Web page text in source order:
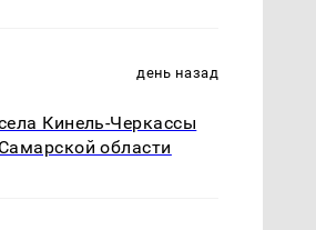
день назад
Кинель-Черкассы
области